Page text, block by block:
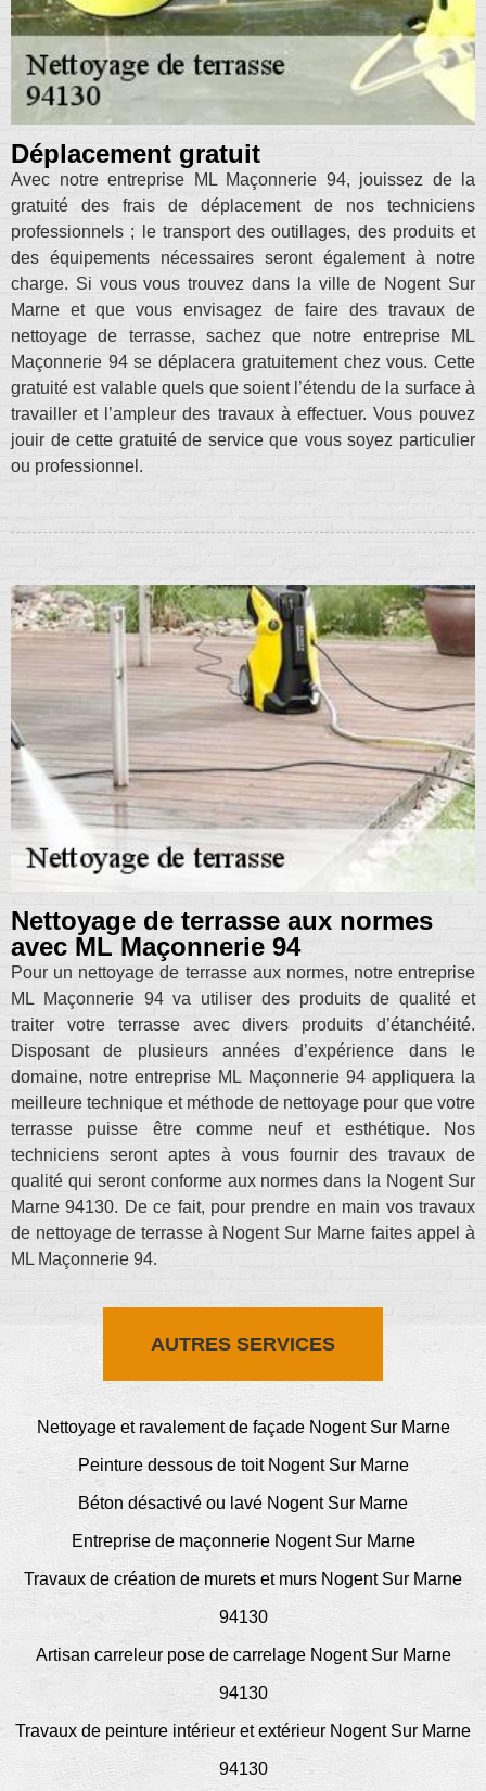
Déplacement gratuit
Avec notre entreprise ML Maçonnerie 94, jouissez de la
gratuité des frais de déplacement de nos techniciens
professionnels ; le transport des outillages, des produits et
des équipements nécessaires seront également à notre
charge. Si vous vous trouvez dans la ville de Nogent Sur
Marne et que vous envisagez de faire des travaux de
nettoyage de terrasse, sachez que notre entreprise ML
Maçonnerie 94 se déplacera gratuitement chez vous. Cette
gratuité est valable quels que soient l’étendu de la surface à
travailler et l’ampleur des travaux à effectuer. Vous pouvez
jouir de cette gratuité de service que vous soyez particulier
ou professionnel.
Nettoyage de terrasse aux normes
avec ML Maçonnerie 94
Pour un nettoyage de terrasse aux normes, notre entreprise
ML Maçonnerie 94 va utiliser des produits de qualité et
traiter votre terrasse avec divers produits d’étanchéité.
Disposant de plusieurs années d’expérience dans le
domaine, notre entreprise ML Maçonnerie 94 appliquera la
meilleure technique et méthode de nettoyage pour que votre
terrasse puisse être comme neuf et esthétique. Nos
techniciens seront aptes à vous fournir des travaux de
qualité qui seront conforme aux normes dans la Nogent Sur
Marne 94130. De ce fait, pour prendre en main vos travaux
de nettoyage de terrasse à Nogent Sur Marne faites appel à
ML Maçonnerie 94.
AUTRES SERVICES
Nettoyage et ravalement de façade Nogent Sur Marne
Peinture dessous de toit Nogent Sur Marne
Béton désactivé ou lavé Nogent Sur Marne
Entreprise de maçonnerie Nogent Sur Marne
Travaux de création de murets et murs Nogent Sur Marne
94130
Artisan carreleur pose de carrelage Nogent Sur Marne
94130
Travaux de peinture intérieur et extérieur Nogent Sur Marne
94130